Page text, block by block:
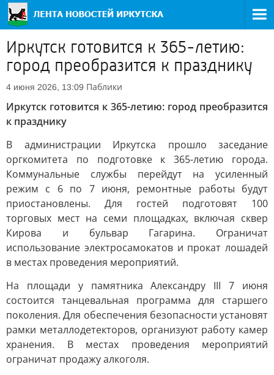
Иркутск готовится к 365-летию:
город преобразится к празднику
4 июня 2026, 13:09 Паблики
Иркутск готовится к 365-летию: город преобразится
к празднику
В администрации Иркутска прошло заседание
оргкомитета по подготовке к 365-летию города.
Коммунальные службы перейдут на усиленный
режим с 6 по 7 июня, ремонтные работы будут
приостановлены. Для гостей подготовят 100
торговых мест на семи площадках, включая сквер
Кирова и бульвар Гагарина. Ограничат
использование электросамокатов и прокат лошадей
в местах проведения мероприятий.
На площади у памятника Александру III 7 июня
состоится танцевальная программа для старшего
поколения. Для обеспечения безопасности установят
рамки металлодетекторов, организуют работу камер
хранения. В местах проведения мероприятий
ограничат продажу алкоголя.